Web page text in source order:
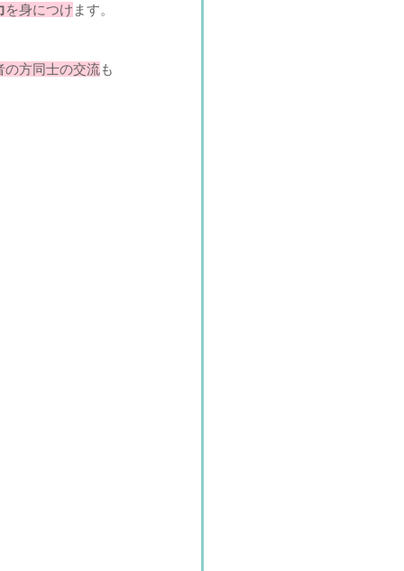
を身につけ ます。
の方同士の交流も